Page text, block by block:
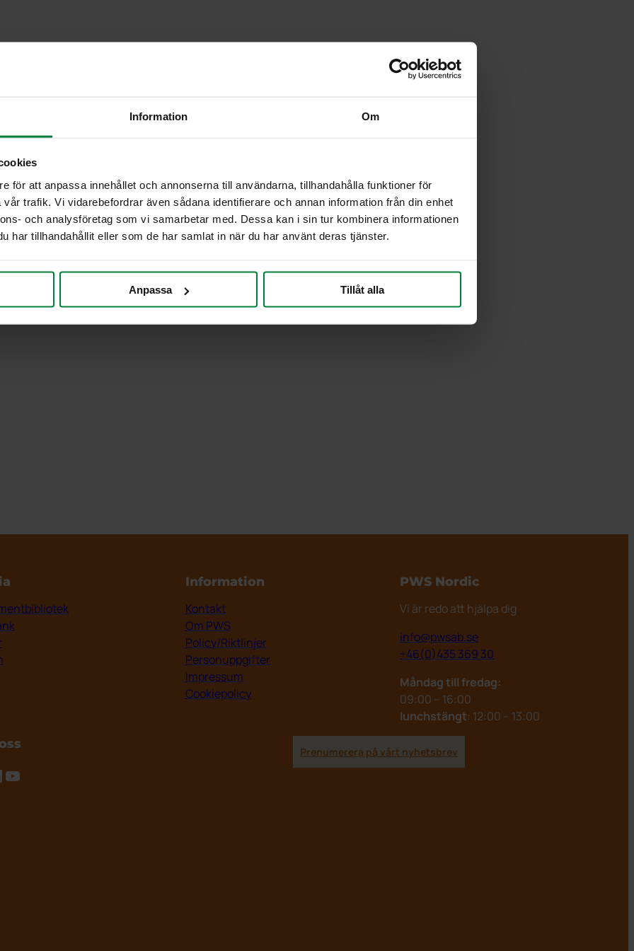
Information Om
för att anpassa innehållet och annonserna till användarna, tillhandahålla funktioner för
trafik. Vi vidarebefordrar även sådana identifierare och annan information från din enhet
och analysföretag som vi samarbetar med. Dessa kan i sin tur kombinera informationen
har tillhandahållit eller som de har samlat in när du har använt deras tjänster.
Anpassa Tillåt alla
Information
Kontakt
Om PWS
Policy/Riktlinjer
Personuppgifter
Impressum
Cookiepolicy
PWS Nordic
Vi är redo att hjälpa dig
info@pwsab.se
+46(0)435 369 30
Måndag till fredag:
09:00 – 16:00
lunchstängt: 12:00 – 13:00
YouTube
Prenumerera på vårt nyhetsbrev